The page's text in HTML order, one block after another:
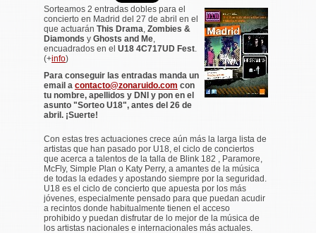
Sorteamos 2 entradas dobles para el
concierto en Madrid del 27 de abril en el
que actuarán This Drama Zombies &
Diamonds y Ghosts and Me
encuadrados en el U18 4C717UD Fest
(+info)
Para conseguir las entradas manda un
email a contacto@zonaruido.com con
tu nombre, apellidos y DNI y pon en el
asunto "Sorteo U18", antes del 26 de
abril. ¡Suerte!
Con estas tres actuaciones crece aún más la larga lista de
artistas que han pasado por U18, el ciclo de conciertos
que acerca a talentos de la talla de Blink 182 , Paramore,
McFly, Simple Plan o Katy Perry, a amantes de la música
de todas la edades y apostando siempre por la seguridad.
U18 es el ciclo de concierto que apuesta por los más
jóvenes, especialmente pensado para que puedan acudir
a recintos donde habitualmente tienen el acceso
prohibido y puedan disfrutar de lo mejor de la música de
los artistas nacionales e internacionales más actuales.